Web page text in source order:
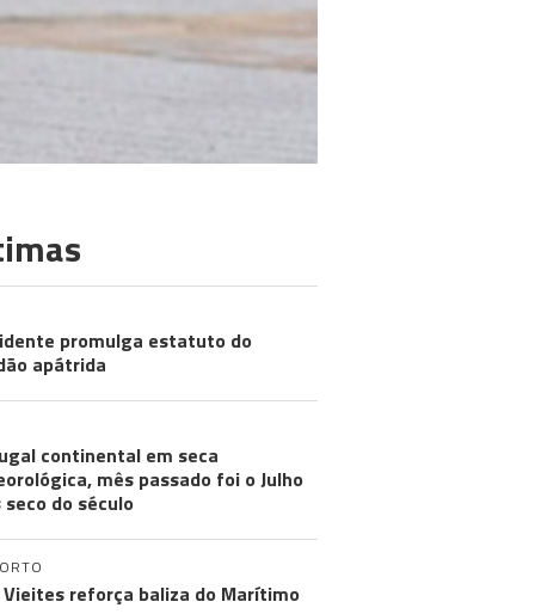
promulga estatuto do
apátrida
continental em seca
mês passado foi o Julho
do século
reforça baliza do Marítimo